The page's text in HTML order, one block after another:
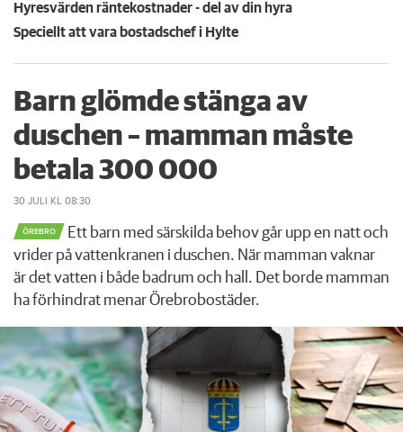
Hyresvärden räntekostnader - del av din hyra
Speciellt att vara bostadschef i Hylte
Barn glömde stänga av
duschen – mamman måste
betala 300 000
30 JULI KL 08:30
ÖREBRO
Ett barn med särskilda behov går upp en natt och
vrider på vattenkranen i duschen. När mamman vaknar
är det vatten i både badrum och hall. Det borde mamman
ha förhindrat menar Örebrobostäder.